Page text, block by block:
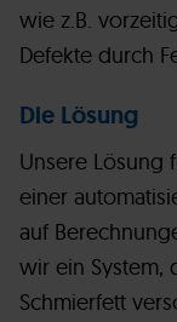
wie z.B.
Defekte durch
Die Lösung
Unsere Lösung
einer
auf
wir ein System,
Schmierfett